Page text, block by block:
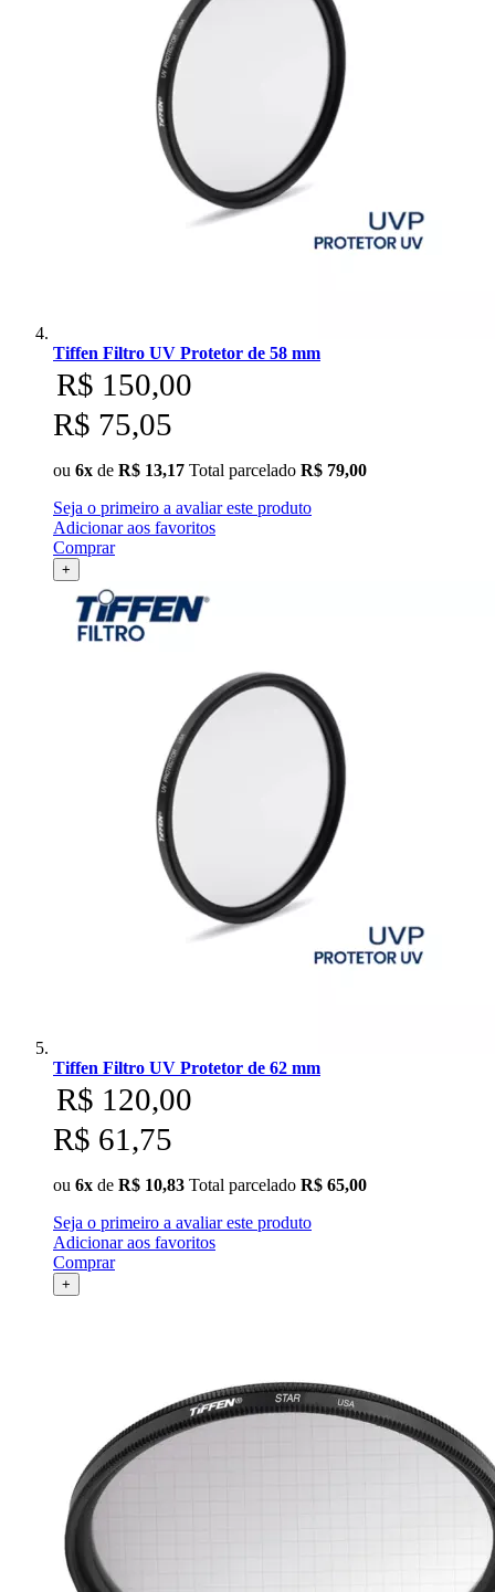
Tiffen Filtro UV Protetor de 58 mm
R$ 150,00
R$ 75,05
ou 6x de R$ 13,17 Total parcelado R$ 79,00
Seja o primeiro a avaliar este produto
Adicionar aos favoritos
Comprar
+
Tiffen Filtro UV Protetor de 62 mm
R$ 120,00
R$ 61,75
ou 6x de R$ 10,83 Total parcelado R$ 65,00
Seja o primeiro a avaliar este produto
Adicionar aos favoritos
Comprar
+